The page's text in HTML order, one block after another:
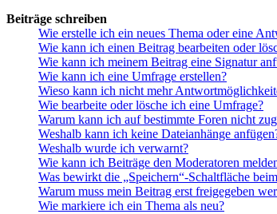
Beiträge schreiben
Wie erstelle ich ein neues Thema oder eine
Wie kann ich einen Beitrag bearbeiten oder
Wie kann ich meinem Beitrag eine Signatur
Wie kann ich eine Umfrage erstellen?
Wieso kann ich nicht mehr
Wie bearbeite oder lösche ich eine Umfrage?
Warum kann ich auf bestimmte Foren nicht
Weshalb kann ich keine Dateianhänge
Weshalb wurde ich verwarnt?
Wie kann ich Beiträge den Moderatoren
Was bewirkt die „Speichern“-Schaltfläche
Warum muss mein Beitrag erst freigegeben
Wie markiere ich ein Thema als neu?